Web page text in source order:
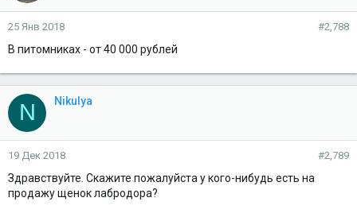
25 Янв 2018 #2,788
В питомниках - от 40 000 рублей
N Nikulya
19 Дек 2018 #2,789
Здравствуйте. Скажите пожалуйста у кого-нибудь есть на
продажу щенок лабродора?